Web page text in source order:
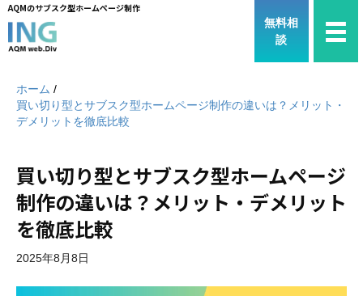
AQMのサブスク型ホームページ制作
無料相
談
ホーム /
買い切り型とサブスク型ホームページ制作の違いは？メリット・
デメリットを徹底比較
買い切り型とサブスク型ホームページ
制作の違いは？メリット・デメリット
を徹底比較
2025年8月8日